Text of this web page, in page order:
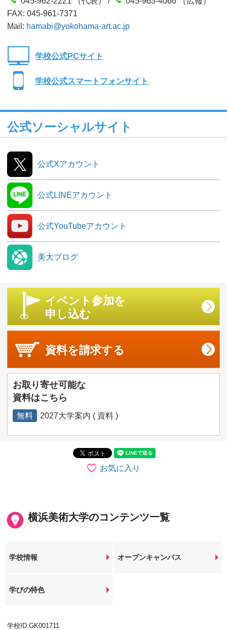
FAX: 045-961-7371
Mail: hamabi@yokohama-art.ac.jp
学校公式PCサイト
学校公式スマートフォンサイト
公式ソーシャルサイト
公式Xアカウント
公式LINEアカウント
公式YouTubeアカウント
美大ブログ
イベント参加を
申し込む
資料を請求する
お取り寄せ可能な
資料はこちら
無料 2027大学案内 ( 資料 )
お気に入り
横浜美術大学のコンテンツ一覧
学校情報 オープンキャンパス
学びの特色
学校ID.GK001711